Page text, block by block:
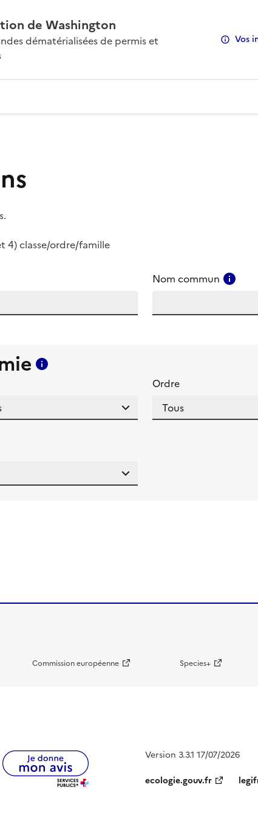
de Washington
dématérialisées de permis et
Vos
4) classe/ordre/famille
Nom commun
Ordre
Commission européenne Species+
Version 3.3.1 17/07/2026
ecologie.gouv.fr